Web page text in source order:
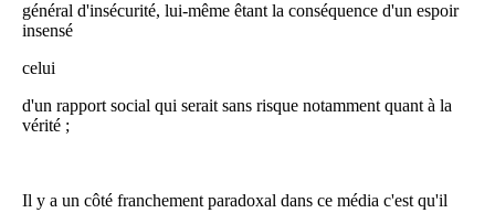
général d'insécurité, lui-même êtant la conséquence d'un espoir
insensé
celui
d'un rapport social qui serait sans risque notamment quant à la
vérité ;
Il y a un côté franchement paradoxal dans ce média c'est qu'il